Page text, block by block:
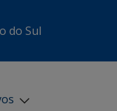
do Sul